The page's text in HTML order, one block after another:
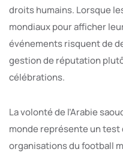
droits humains. Lorsque
mondiaux pour afficher
événements risquent de
gestion de réputation
célébrations.
La volonté de l’Arabie
monde représente un test
organisations du football